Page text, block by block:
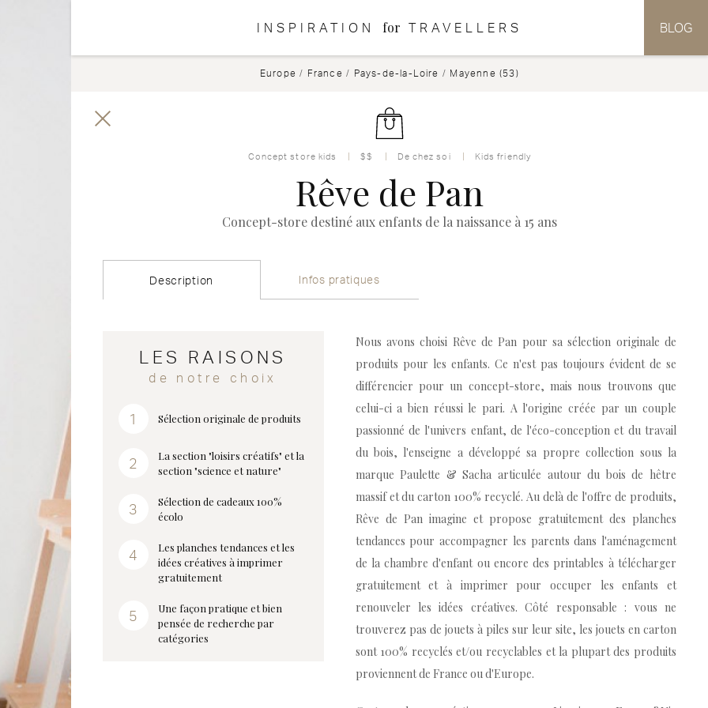
INSPIRATION for TRAVELLERS BLOG
Europe / France / Pays-de-la-Loire / Mayenne (53)
Concept store kids $$ De chez soi Kids friendly
Rêve de Pan
Concept-store destiné aux enfants de la naissance à 15 ans
Description Infos pratiques
LES RAISONS
de notre choix
Sélection originale de produits
La section "loisirs créatifs" et la
section "science et nature"
Sélection de cadeaux 100%
écolo
Les planches tendances et les
idées créatives à imprimer
gratuitement
Une façon pratique et bien
pensée de recherche par
catégories
Nous avons choisi Rêve de Pan pour sa sélection originale de
produits pour les enfants. Ce n'est pas toujours évident de se
différencier pour un concept-store, mais nous trouvons que
celui-ci a bien réussi le pari. A l'origine créée par un couple
passionné de l'univers enfant, de l'éco-conception et du travail
du bois, l'enseigne a développé sa propre collection sous la
marque Paulette & Sacha articulée autour du bois de hêtre
massif et du carton 100% recyclé. Au delà de l'offre de produits,
Rêve de Pan imagine et propose gratuitement des planches
tendances pour accompagner les parents dans l'aménagement
de la chambre d'enfant ou encore des printables à télécharger
gratuitement et à imprimer pour occuper les enfants et
renouveler les idées créatives. Côté responsable : vous ne
trouverez pas de jouets à piles sur leur site, les jouets en carton
sont 100% recyclés et/ou recyclables et la plupart des produits
proviennent de France ou d'Europe.